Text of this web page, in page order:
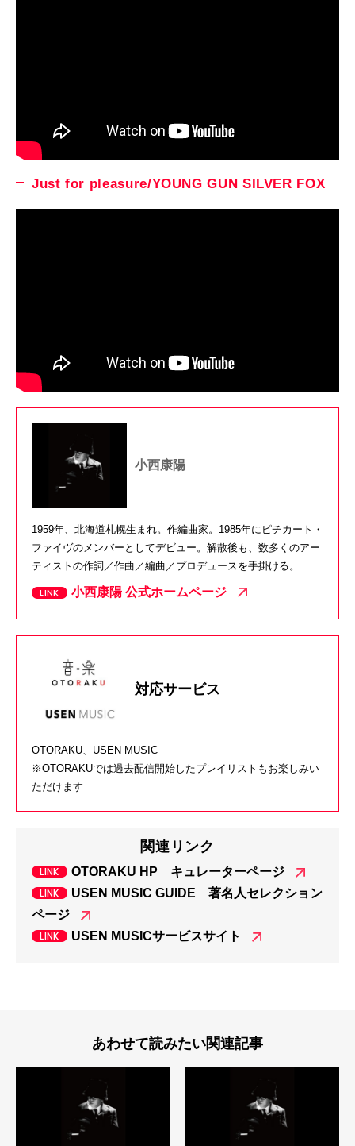
Just for pleasure/YOUNG GUN SILVER FOX
小西康陽
1959年、北海道札幌生まれ。作編曲家。1985年にピチカート・
ファイヴのメンバーとしてデビュー。解散後も、数多くのアー
ティストの作詞／作曲／編曲／プロデュースを手掛ける。
小西康陽 公式ホームページ
対応サービス
OTORAKU、USEN MUSIC
※OTORAKUでは過去配信開始したプレイリストもお楽しみい
ただけます
関連リンク
OTORAKU HP キュレーターページ
USEN MUSIC GUIDE 著名人セレクション
ページ
USEN MUSICサービスサイト
あわせて読みたい関連記事